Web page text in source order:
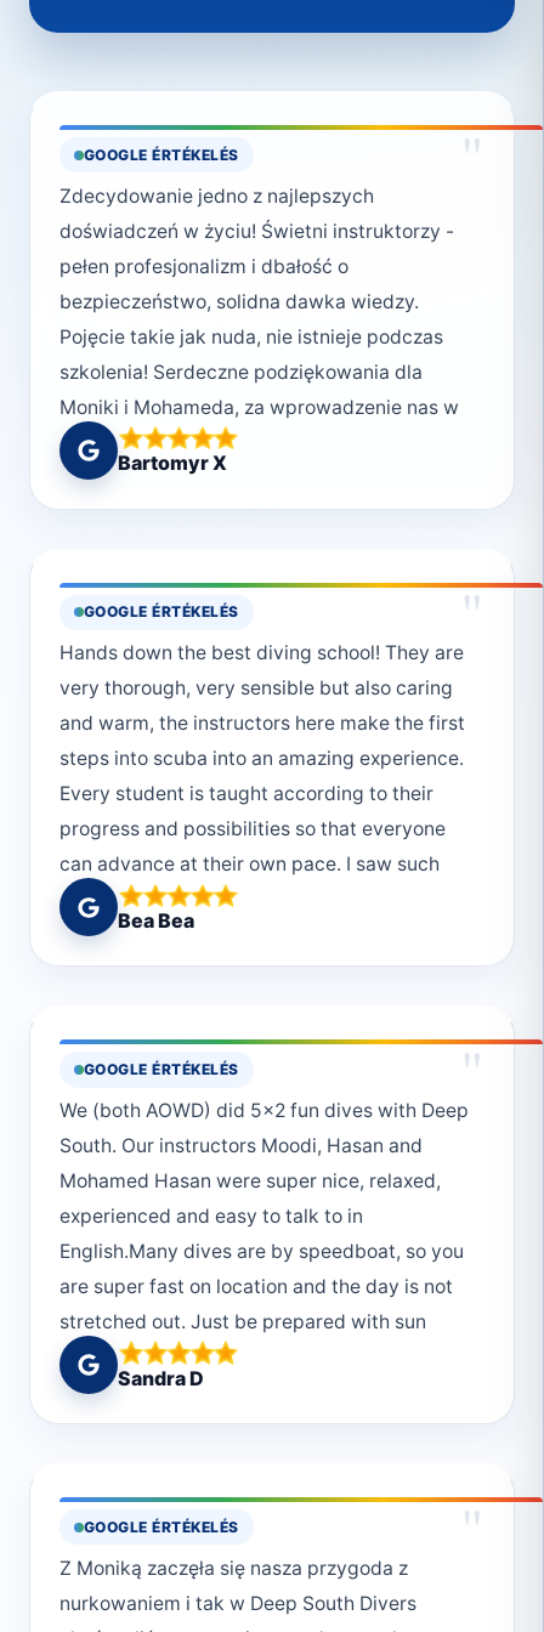
GOOGLE ÉRTÉKELÉS "
Zdecydowanie jedno z najlepszych
doświadczeń w życiu! Świetni instruktorzy -
pełen profesjonalizm i dbałość o
bezpieczeństwo, solidna dawka wiedzy.
Pojęcie takie jak nuda, nie istnieje podczas
szkolenia! Serdeczne podziękowania dla
Moniki i Mohameda, za wprowadzenie nas w
podwodny świat, w bardzo komfortowych
warunkach 😉. Niebawem wracamy do was,
nabierać kolejnych doświadczeń!
Bartomyr X
GOOGLE ÉRTÉKELÉS "
Hands down the best diving school! They are
very thorough, very sensible but also caring
and warm, the instructors here make the first
steps into scuba into an amazing experience.
Every student is taught according to their
progress and possibilities so that everyone
can advance at their own pace. I saw such
beautiful things and had such moving
moments marvelling at the underwater world.
From a complete beginner, I now know what
myself in! Muhammed and Monika are patient,
kind and extremely professional teachers and
if you want to get OWD certified - go to Marsa
Alam and ask for them, it's gonna be great 😁
Regards - I'll be back for more dives!
Bea Bea
GOOGLE ÉRTÉKELÉS "
We (both AOWD) did 5x2 fun dives with Deep
South. Our instructors Moodi, Hasan and
Mohamed Hasan were super nice, relaxed,
experienced and easy to talk to in
English.Many dives are by speedboat, so you
are super fast on location and the day is not
stretched out. Just be prepared with sun
protection (hat, bandana, sunscreen etc) and
always take your snorkel along, because they
stop also for dolphins ❤️The break inbetween
candy and water, bathrooms are not always
available (if close by to a big boat you can go
there).You will prepare and clean (when at
base) your eqipememt yourselves, but there
Sandra D
GOOGLE ÉRTÉKELÉS "
Z Moniką zaczęła się nasza przygoda z
nurkowaniem i tak w Deep South Divers